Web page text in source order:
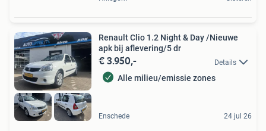
Renault Clio 1.2 Night & Day /Nieuwe
apk bij aflevering/5 dr
€ 3.950,- Details
Alle milieu/emissie zones
Enschede 24 jul 26